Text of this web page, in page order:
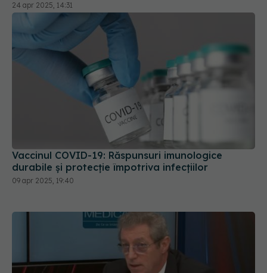
24 apr 2025, 14:31
Vaccinul COVID-19: Răspunsuri imunologice
durabile și protecție împotriva infecțiilor
09 apr 2025, 19:40